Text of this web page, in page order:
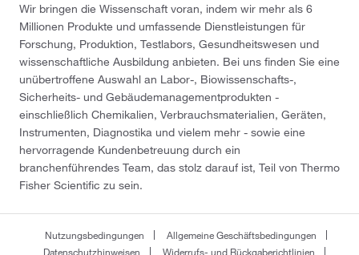
Wir bringen die Wissenschaft voran, indem wir mehr als 6
Millionen Produkte und umfassende Dienstleistungen für
Forschung, Produktion, Testlabors, Gesundheitswesen und
wissenschaftliche Ausbildung anbieten. Bei uns finden Sie eine
unübertroffene Auswahl an Labor-, Biowissenschafts-,
Sicherheits- und Gebäudemanagementprodukten -
einschließlich Chemikalien, Verbrauchsmaterialien, Geräten,
Instrumenten, Diagnostika und vielem mehr - sowie eine
hervorragende Kundenbetreuung durch ein
branchenführendes Team, das stolz darauf ist, Teil von Thermo
Fisher Scientific zu sein.
Nutzungsbedingungen
Allgemeine Geschäftsbedingungen
Datenschutzhinweisen
Widerrufs- und Rückgaberichtlinien